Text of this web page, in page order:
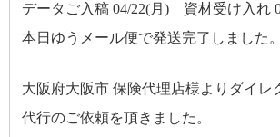
データご入稿 04/22(月) 資材受け入れ
本日ゆうメール便で発送完了しました。
大阪府大阪市 保険代理店様よりダイレ
代行のご依頼を頂きました。